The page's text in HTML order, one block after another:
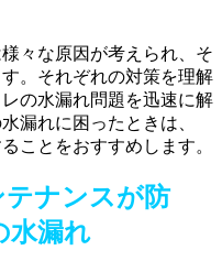
々な原因が考えられ、そ
。それぞれの対策を理解
の水漏れ問題を迅速に解
漏れに困ったときは、
ことをおすすめします。
テナンスが防
水漏れ